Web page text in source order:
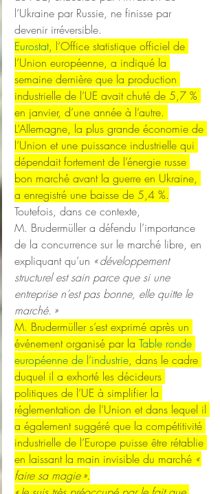
l’Ukraine par Russie, ne finisse par
devenir irréversible.
Eurostat, l’Office statistique officiel de
l’Union européenne, a indiqué la
semaine dernière que la production
industrielle de l’UE avait chuté de 5,7 %
en janvier, d’une année à l’autre.
L’Allemagne, la plus grande économie de
l’Union et une puissance industrielle qui
dépendait fortement de l’énergie russe
bon marché avant la guerre en Ukraine,
a enregistré une baisse de 5,4 %.
Toutefois, dans ce contexte,
M. Brudermüller a défendu l’importance
de la concurrence sur le marché libre, en
expliquant qu’un « développement
structurel est sain parce que si une
entreprise n’est pas bonne, elle quitte le
marché. »
M. Brudermüller s’est exprimé après un
événement organisé par la Table ronde
européenne de l’industrie, dans le cadre
duquel il a exhorté les décideurs
politiques de l’UE à simplifier la
réglementation de l’Union et dans lequel il
a également suggéré que la compétitivité
industrielle de l’Europe puisse être rétablie
en laissant la main invisible du marché «
faire sa magie ».